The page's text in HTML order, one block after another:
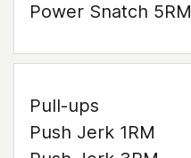
Power Snatch 5RM
Pull-ups
Push Jerk 1RM